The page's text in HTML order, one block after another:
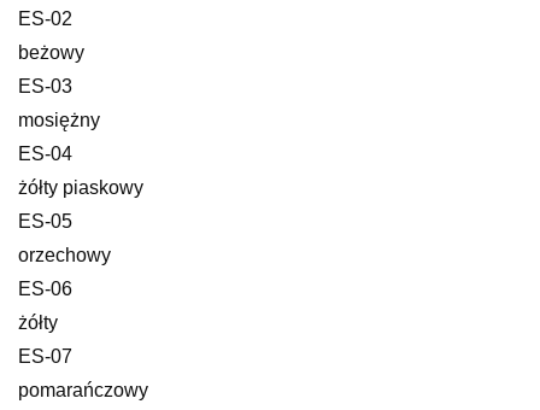
ES-02
beżowy
ES-03
mosiężny
ES-04
żółty piaskowy
ES-05
orzechowy
ES-06
żółty
ES-07
pomarańczowy